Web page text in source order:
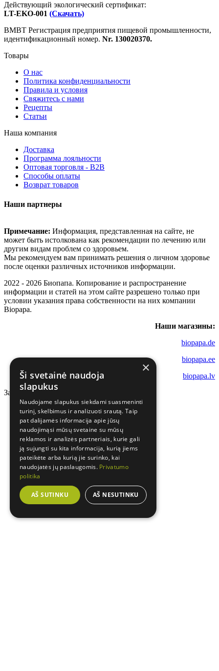
Действующий экологический сертификат:
LT-EKO-001 (Скачать)
ВМВТ Регистрация предприятия пищевой промышленности,
идентификационный номер. Nr. 130020370.
Товары
О нас
Политика конфиденциальности
Правила и условия
Свяжитесь с нами
Рецепты
Статьи
Наша компания
Доставка
Программа лояльности
Оптовая торговля - B2B
Способы оплаты
Возврат товаров
Наши партнеры
Примечание: Информация, представленная на сайте, не
может быть истолкована как рекомендации по лечению или
другим видам проблем со здоровьем.
Мы рекомендуем вам принимать решения о личном здоровье
после оценки различных источников информации.
2022 - 2026 Биопапа. Копирование и распространение
информации и статей на этом сайте разрешено только при
условии указания права собственности на них компании
Biopapa.
Наши магазины:
biopapa.de
biopapa.ee
biopapa.lv
Загрузка...
×
Ši svetainė naudoja
slapukus
Naudojame slapukus siekdami suasmeninti
turinį, skelbimus ir analizuoti srautą. Taip
pat dalijamės informacija apie jūsų
naudojimąsi mūsų svetaine su mūsų
reklamos ir analizės partneriais, kurie gali
ją sujungti su kita informacija, kurią jiems
pateikėte arba kurią jie surinko, kai
naudojatės jų paslaugomis. Privatumo
politika
AŠ SUTINKU AŠ NESUTINKU